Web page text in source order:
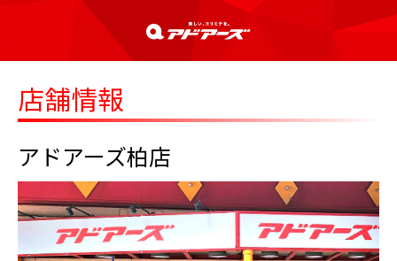
店舗情報
アドアーズ柏店